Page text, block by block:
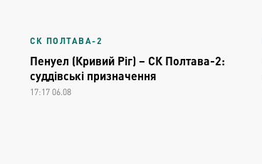
СК ПОЛТАВА-2
Пенуел (Кривий Ріг) – СК Полтава-2:
суддівські призначення
17:17 06.08